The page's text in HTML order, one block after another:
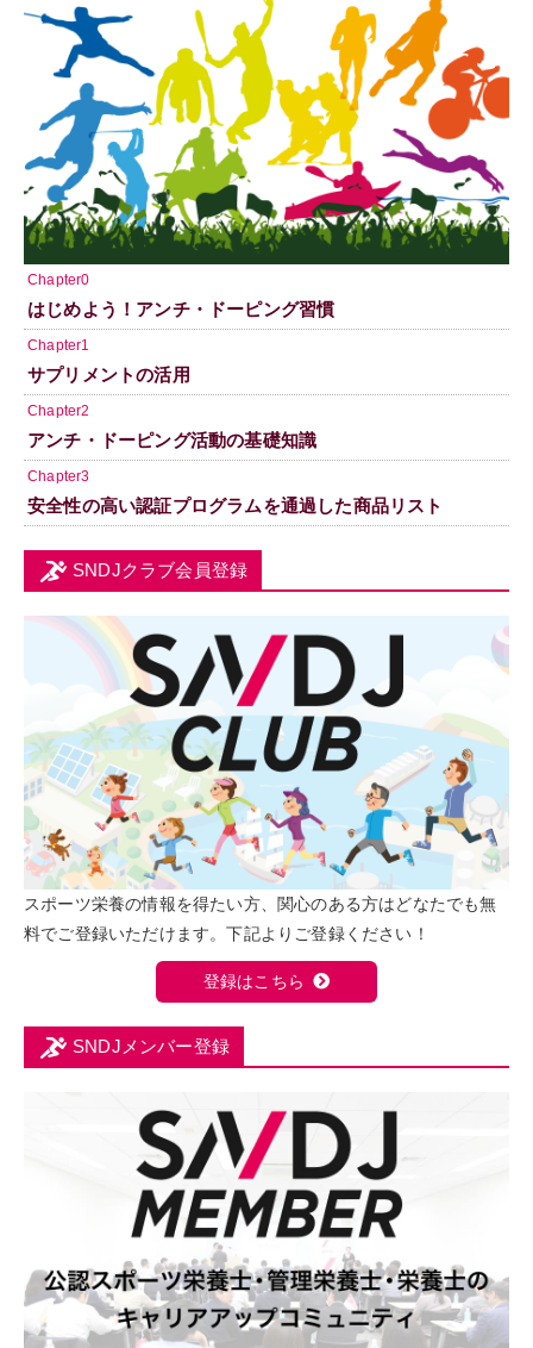
Chapter0
はじめよう！アンチ・ドーピング習慣
Chapter1
サプリメントの活用
Chapter2
アンチ・ドーピング活動の基礎知識
Chapter3
安全性の高い認証プログラムを通過した商品リスト
SNDJクラブ会員登録
スポーツ栄養の情報を得たい方、関心のある方はどなたでも無
料でご登録いただけます。下記よりご登録ください！
登録はこちら
SNDJメンバー登録